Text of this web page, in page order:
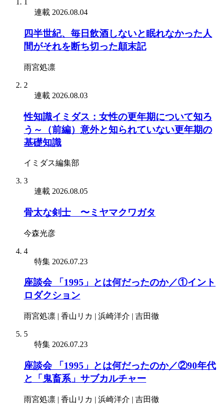
1
連載 2026.08.04
四半世紀、毎日飲酒しないと眠れなかった人
間がそれを断ち切った顛末記
雨宮処凛
2
連載 2026.08.03
性知識イミダス：女性の更年期について知ろ
う～（前編）意外と知られていない更年期の
基礎知識
イミダス編集部
3
連載 2026.08.05
骨太な剣士 〜ミヤマクワガタ
今森光彦
4
特集 2026.07.23
座談会 「1995」とは何だったのか／①イント
ロダクション
雨宮処凛 | 香山リカ | 浜崎洋介 | 吉田徹
5
特集 2026.07.23
座談会 「1995」とは何だったのか／②90年代
と「鬼畜系」サブカルチャー
雨宮処凛 | 香山リカ | 浜崎洋介 | 吉田徹